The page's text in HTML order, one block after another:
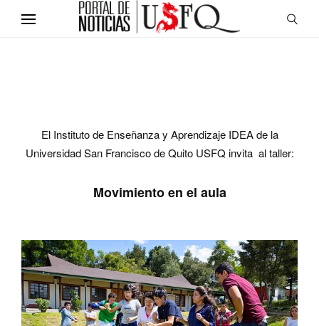
El Instituto de Enseñanza y Aprendizaje IDEA de la
Universidad San Francisco de Quito USFQ invita al taller:
Movimiento en el aula